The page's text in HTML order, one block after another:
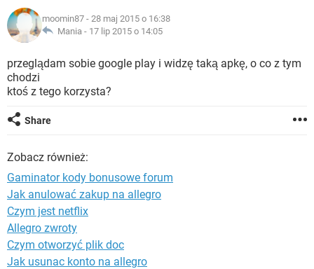
INSTAGRAM
WINDOWS 10
IOS NETFLIX
INSTAGRAM
WINDOWS 10
COVID-19
GRY
INSTAGRAM
ARTYKUŁY
COVID-19
GRY WHATSAPP
SPOTIFY
INSTAGRAM
moomin87 - 28 maj 2015 o 16:38
Mania - 17 lip 2015 o 14:05
przeglądam sobie google play i widzę taką apkę, o co z tym
chodzi
ktoś z tego korzysta?
Share
Zobacz również:
Gaminator kody bonusowe forum
Jak anulować zakup na allegro
Czym jest netflix
Allegro zwroty
Czym otworzyć plik doc
Jak usunac konto na allegro